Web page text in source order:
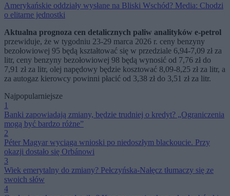
Amerykańskie oddziały wysłane na Bliski Wschód? Media: Chodzi
o elitarne jednostki
Aktualna prognoza cen detalicznych paliw analityków e-petrol
przewiduje, że w tygodniu 23-29 marca 2026 r. ceny benzyny
bezołowiowej 95 będą kształtować się w przedziale 6,94-7,09 zł za
litr, ceny benzyny bezołowiowej 98 będą wynosić od 7,76 zł do
7,91 zł za litr, olej napędowy będzie kosztować 8,09-8,25 zł za litr, a
za autogaz kierowcy powinni płacić od 3,38 zł do 3,51 zł za litr.
Najpopularniejsze
1
Banki zapowiadają zmiany, będzie trudniej o kredyt? „Ograniczenia
mogą być bardzo różne”
2
Péter Magyar wyciąga wnioski po niedoszłym blackoucie. Przy
okazji dostało się Orbánowi
3
Wiek emerytalny do zmiany? Pełczyńska-Nałęcz tłumaczy się ze
swoich słów
4